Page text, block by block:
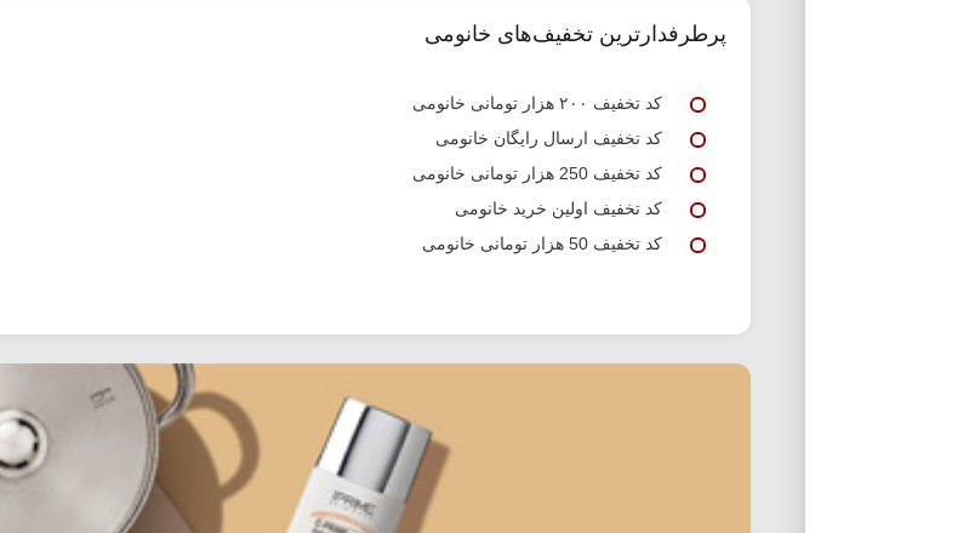
پرطرفدارترین تخفیف‌های خانومی
کد تخفیف ۲۰۰ هزار تومانی خانومی
کد تخفیف ارسال رایگان خانومی
کد تخفیف 250 هزار تومانی خانومی
کد تخفیف اولین خرید خانومی
کد تخفیف 50 هزار تومانی خانومی